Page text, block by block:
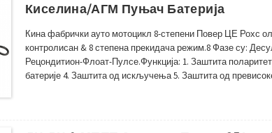
Киселина/АГМ Пуњач Батерија
Кина фабрички ауто мотоцикл 8-степени Повер ЦЕ Рохс
контролисан & 8 степена прекидача режим.8 Фазе су:
Рецондитион-Флоат-Пулсе.Функција: 1. Заштита
батерије 4. Заштита од искључења 5. Заштита од
температуре 7. Аутоматски вентилатор за хлађење